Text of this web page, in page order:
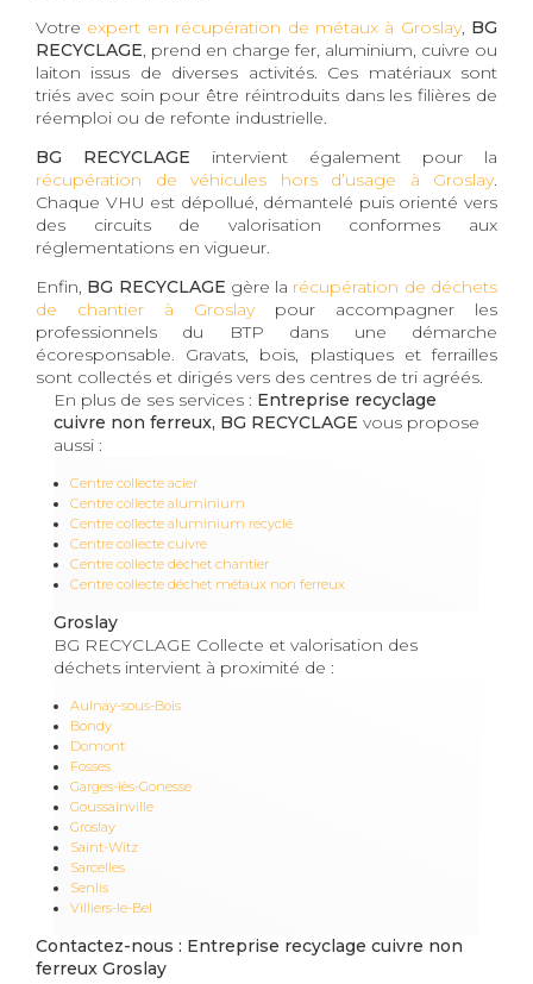
Votre expert en récupération de métaux à Groslay, BG
RECYCLAGE, prend en charge fer, aluminium, cuivre ou
laiton issus de diverses activités. Ces matériaux sont
triés avec soin pour être réintroduits dans les filières de
réemploi ou de refonte industrielle.
BG RECYCLAGE intervient également pour la
récupération de véhicules hors d’usage à Groslay.
Chaque VHU est dépollué, démantelé puis orienté vers
des circuits de valorisation conformes aux
réglementations en vigueur.
Enfin, BG RECYCLAGE gère la récupération de déchets
de chantier à Groslaypour accompagner les
professionnels du BTP dans une démarche
écoresponsable. Gravats, bois, plastiques et ferrailles
sont collectés et dirigés vers des centres de tri agréés.
En plus de ses services : Entreprise recyclage
cuivre non ferreux, BG RECYCLAGE vous propose
aussi :
Centre collecte acier
Centre collecte aluminium
Centre collecte aluminium recyclé
Centre collecte cuivre
Centre collecte déchet chantier
Centre collecte déchet métaux non ferreux
Groslay
BG RECYCLAGE Collecte et valorisation des
déchets intervient à proximité de :
Aulnay-sous-Bois
Bondy
Domont
Fosses
Garges-lès-Gonesse
Goussainville
Groslay
Saint-Witz
Sarcelles
Senlis
Villiers-le-Bel
Contactez-nous : Entreprise recyclage cuivre non
ferreux Groslay